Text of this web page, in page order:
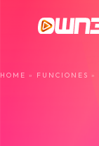
HOME » FUNCIONES »